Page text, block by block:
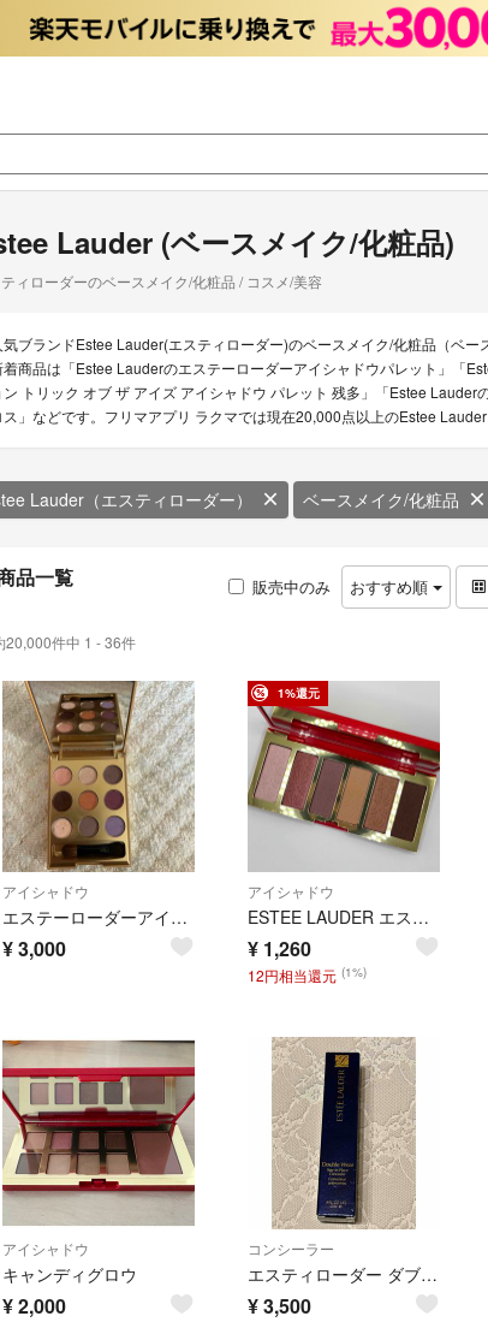
Lauder (ベースメイク/化粧品)
ィローダーのベースメイク/化粧品 / コスメ/美容
気ブランドEstee Lauder(エスティローダー)のベースメイク/化粧品（ベ
着商品は「Estee Lauderのエステーローダーアイシャドウパレット」「
ン トリック オブ ザ アイズ アイシャドウ パレット 残多」「Estee
ス」などです。フリマアプリ ラクマでは現在20,000点以上のEstee
Lauder（エスティローダー） ベースメイク/化粧品
品一覧 販売中のみ おすすめ順
20,000件中 1 - 36件
アイシャドウ
エステーローダーアイシャドウパレット
¥3,000
1%還元
アイシャドウ
ESTEE LAUDER エスティローダー リミテッド エディション トリック オブ ザ アイズ アイシャドウ パレット 残多
¥ 1,260
12円相当還元 (1%)
アイシャドウ
キャンディグロウ
¥2,000
コンシーラー
エスティローダー ダブルウェア ステイ イン プレイス コンシーラーN 2C
¥3,500